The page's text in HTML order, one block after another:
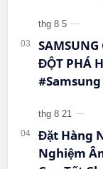
SAMSUNG
ĐỘT PHÁ
Đặt Hàng
Nghiệm